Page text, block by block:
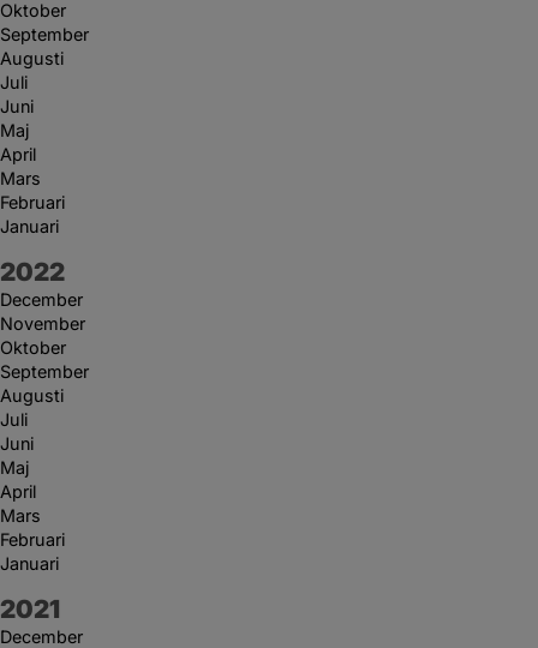
Oktober
September
Augusti
Juli
Juni
Maj
April
Mars
Februari
Januari
År:
2022
December
November
Oktober
September
Augusti
Juli
Juni
Maj
April
Mars
Februari
Januari
År:
2021
December